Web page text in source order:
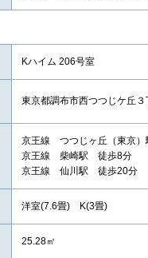
Kハイム 206号室
東京都調布市西つつじケ丘３
京王線 つつじヶ丘（東京
京王線 柴崎駅 徒歩8分
京王線 仙川駅 徒歩20分
洋室(7.6畳) K(3畳)
25.28㎡